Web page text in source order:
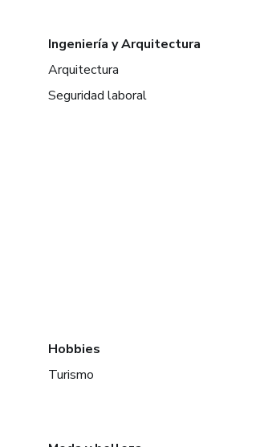
Ingeniería y Arquitectura
Arquitectura
Seguridad laboral
Hobbies
Turismo